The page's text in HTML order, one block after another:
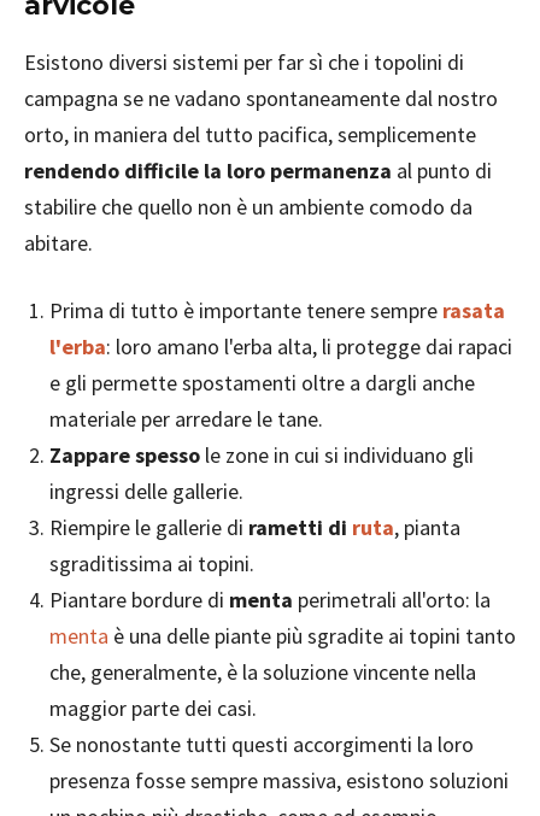
Esistono diversi sistemi per far sì che i topolini di
campagna se ne vadano spontaneamente dal nostro
orto, in maniera del tutto pacifica, semplicemente
rendendo difficile la loro permanenza al punto di
stabilire che quello non è un ambiente comodo da
abitare.
Prima di tutto è importante tenere sempre rasata
l'erba: loro amano l'erba alta, li protegge dai rapaci
e gli permette spostamenti oltre a dargli anche
materiale per arredare le tane.
Zappare spesso le zone in cui si individuano gli
ingressi delle gallerie.
Riempire le gallerie di rametti di ruta, pianta
sgraditissima ai topini.
Piantare bordure di menta perimetrali all'orto: la
menta è una delle piante più sgradite ai topini tanto
che, generalmente, è la soluzione vincente nella
maggior parte dei casi.
Se nonostante tutti questi accorgimenti la loro
presenza fosse sempre massiva, esistono soluzioni